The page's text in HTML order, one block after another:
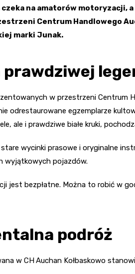
na amatorów motoryzacji,
Centrum Handlowego
marki Junak.
prawdziwej
w przestrzeni Centrum
odrestaurowane egzemplarze
ale i prawdziwe białe kruki,
wycinki prasowe i oryginalne
wyjątkowych pojazdów.
jest bezpłatne. Można to robić w
podróż
w CHAuchan Kołbaskowo